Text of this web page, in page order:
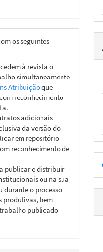
os seguintes
à revista o
simultaneamente
Atribuiçãoque
reconhecimento
adicionais
da versão do
em repositório
reconhecimento de
publicar e distribuir
ou na sua
durante o processo
produtivas, bem
publicado